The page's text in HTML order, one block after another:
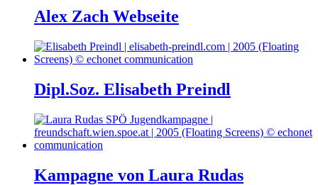
Alex Zach Webseite
Dipl.Soz. Elisabeth Preindl
Kampagne von Laura Rudas